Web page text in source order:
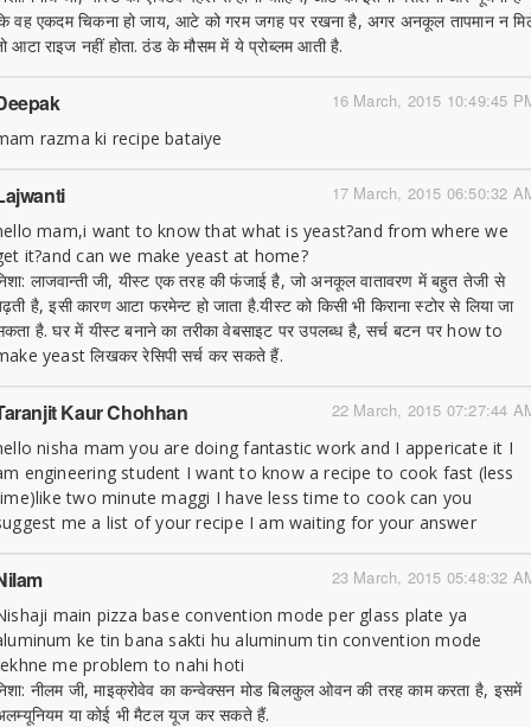
वह एकदम चिकना हो जाय, आटे को गरम जगह पर रखना है, अगर अनकूल तापमान न
आटा राइज नहीं होता. ठंड के मौसम में ये प्रोब्लम आती है.
16 March, 2015 10:49:45
razma ki recipe bataiye
17 March, 2015 06:50:32
mam,i want to know that what is yeast?and from where we
it?and can we make yeast at home?
लाजवान्ती जी, यीस्ट एक तरह की फंजाई है, जो अनकूल वातावरण में बहुत तेजी से
है, इसी कारण आटा फरमेन्ट हो जाता है.यीस्ट को किसी भी किराना स्टोर से लिया जा
है. घर में यीस्ट बनाने का तरीका वेबसाइट पर उपलब्ध है, सर्च बटन पर how to
yeast लिखकर रेसिपी सर्च कर सकते हैं.
22 March, 2015 07:27:44
Kaur Chohhan
nisha mam you are doing fantastic work and I appericate it I
engineering student I want to know a recipe to cook fast (less
two minute maggi I have less time to cook can you
me a list of your recipe I am waiting for your answer
23 March, 2015 05:48:32
main pizza base convention mode per glass plate ya
ke tin bana sakti hu aluminum tin convention mode
me problem to nahi hoti
नीलम जी, माइक्रोवेव का कन्वेक्सन मोड बिलकुल ओवन की तरह काम करता है, इसमें
या कोई भी मैटल यूज कर सकते हैं.